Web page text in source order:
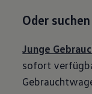
Oder
Junge
sofort